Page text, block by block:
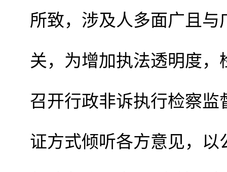
所致，涉及人多面广且
关，为增加执法透明度
召开行政非诉执行检察
证方式倾听各方意见，